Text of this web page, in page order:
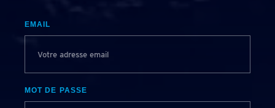
EMAIL
MOT DE PASSE